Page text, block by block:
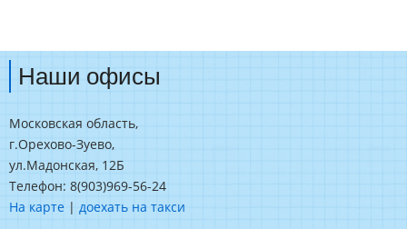
Наши офисы
Московская область,
г.Орехово-Зуево,
ул.Мадонская, 12Б
Телефон: 8(903)969-56-24
На карте | доехать на такси